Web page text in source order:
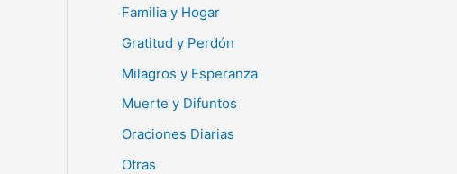
Familia y Hogar
Gratitud y Perdón
Milagros y Esperanza
Muerte y Difuntos
Oraciones Diarias
Otras